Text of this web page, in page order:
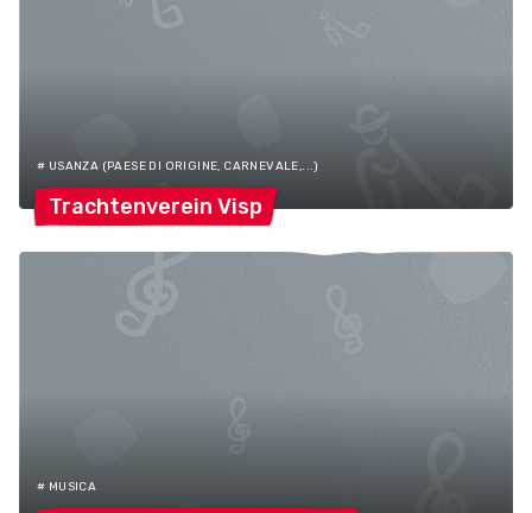
# USANZA (PAESE DI ORIGINE, CARNEVALE,...)
Trachtenverein Visp
# MUSICA